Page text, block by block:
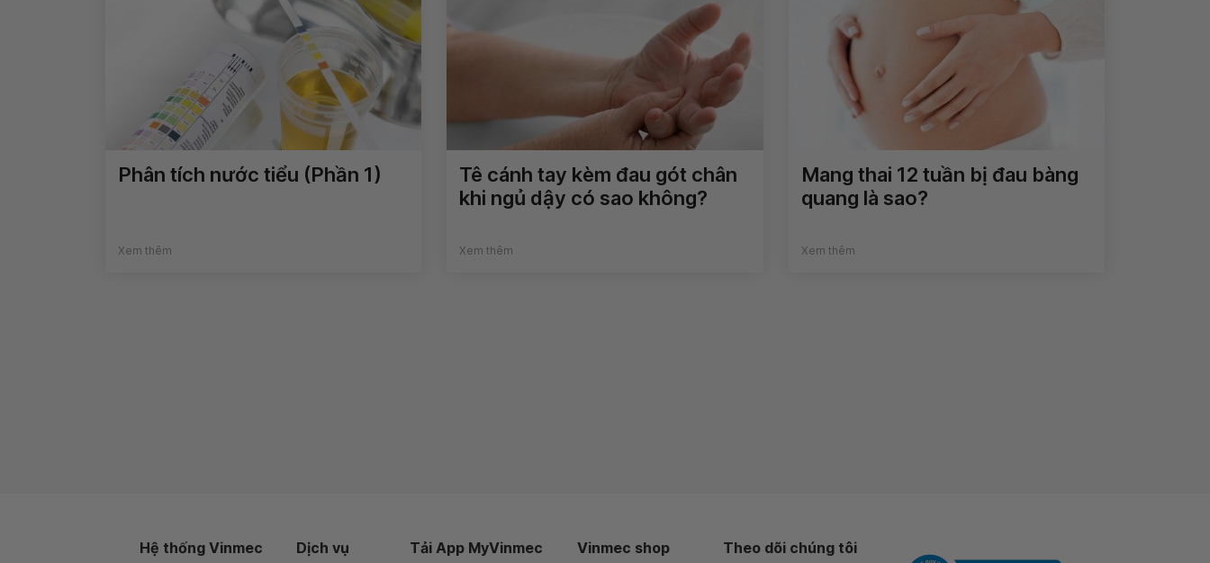
Phân tích nước tiểu (Phần 1)
Xem thêm
Tê cánh tay kèm đau gót chân
khi ngủ dậy có sao không?
Xem thêm
Mang thai 12 tuần bị đau bàng
quang là sao?
Xem thêm
Hệ thống Vinmec Dịch vụ Tải App MyVinmec Vinmec shop Theo dõi chúng tôi